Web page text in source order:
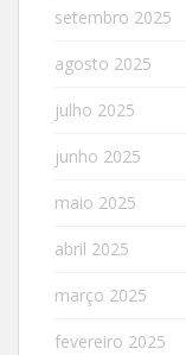
setembro 2025
agosto 2025
julho 2025
junho 2025
maio 2025
abril 2025
março 2025
fevereiro 2025